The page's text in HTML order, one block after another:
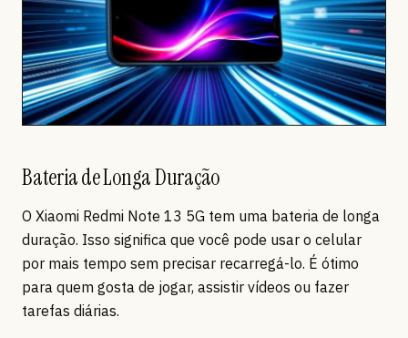
Bateria de Longa Duração
O Xiaomi Redmi Note 13 5G tem uma bateria de longa
duração. Isso significa que você pode usar o celular
por mais tempo sem precisar recarregá-lo. É ótimo
para quem gosta de jogar, assistir vídeos ou fazer
tarefas diárias.